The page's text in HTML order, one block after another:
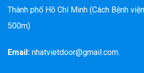
Thành phố Hồ Chí Minh (Cách Bệnh
500m)
Email: nhatvietdoor@gmail.com.